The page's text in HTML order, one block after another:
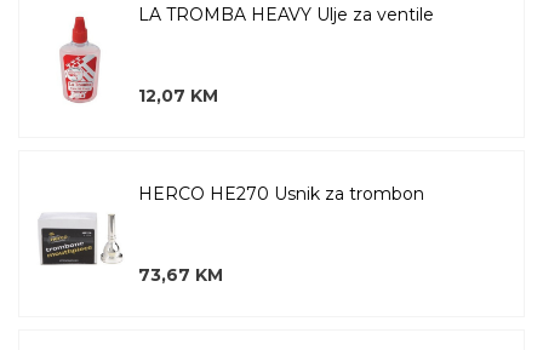
LA TROMBA HEAVY Ulje za ventile
12,07 KM
HERCO HE270 Usnik za trombon
73,67 KM